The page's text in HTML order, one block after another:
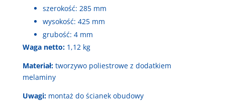
szerokość: 285 mm
wysokość: 425 mm
grubość: 4 mm
Waga netto: 1,12 kg
Materiał:tworzywo poliestrowe z dodatkiem
melaminy
Uwagi:montaż do ścianek obudowy